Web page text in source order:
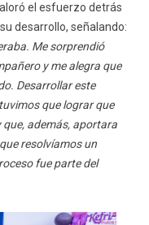
el esfuerzo detrás
desarrollo, señalando:
Me sorprendió
y me alegra que
Desarrollar este
que lograr que
además, aportara
resolvíamos un
fue parte del